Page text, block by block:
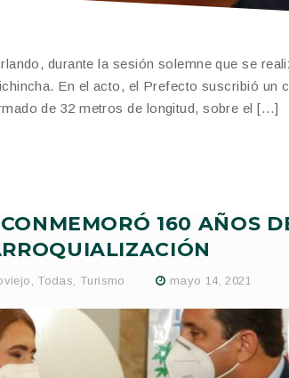
durante la sesión solemne que se
En el acto, el Prefecto suscribió un
de 32 metros de longitud, sobre el […]
160 AÑOS
, Todas, Turismo mayo 14, 2021